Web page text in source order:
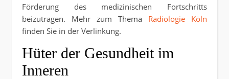
Förderung des medizinischen Fortschritts
beizutragen. Mehr zum Thema Radiologie Köln
finden Sie in der Verlinkung.
Hüter der Gesundheit im
Inneren